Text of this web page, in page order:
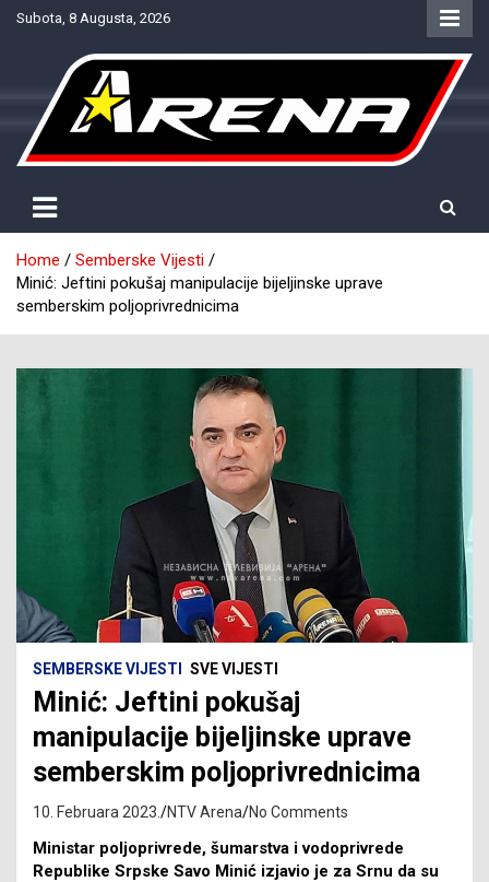
SkipSubota, 8 Augusta, 2026
NTV Arena
Home
Semberske Vijesti
Minić: Jeftini pokušaj manipulacije bijeljinske uprave
semberskim poljoprivrednicima
SEMBERSKE VIJESTI SVE VIJESTI
Minić: Jeftini pokušaj
manipulacije bijeljinske uprave
semberskim poljoprivrednicima
10. Februara 2023. NTV Arena No Comments
Ministar poljoprivrede, šumarstva i vodoprivrede
Republike Srpske Savo Minić izjavio je za Srnu da su